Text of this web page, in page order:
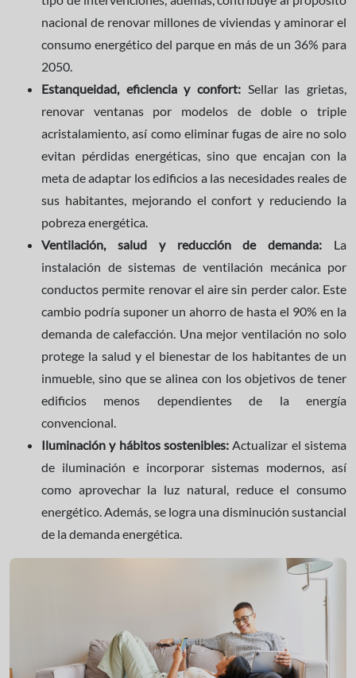
nacional de renovar millones de viviendas y aminorar el
consumo energético del parque en más de un 36% para
2050.
Estanqueidad, eficiencia y confort: Sellar las grietas,
renovar ventanas por modelos de doble o triple
acristalamiento, así como eliminar fugas de aire no solo
evitan pérdidas energéticas, sino que encajan con la
meta de adaptar los edificios a las necesidades reales de
sus habitantes, mejorando el confort y reduciendo la
pobreza energética.
Ventilación, salud y reducción de demanda: La
instalación de sistemas de ventilación mecánica por
conductos permite renovar el aire sin perder calor. Este
cambio podría suponer un ahorro de hasta el 90% en la
demanda de calefacción. Una mejor ventilación no solo
protege la salud y el bienestar de los habitantes de un
inmueble, sino que se alinea con los objetivos de tener
edificios menos dependientes de la energía
convencional.
Iluminación y hábitos sostenibles: Actualizar el sistema
de iluminación e incorporar sistemas modernos, así
como aprovechar la luz natural, reduce el consumo
energético. Además, se logra una disminución sustancial
de la demanda energética.